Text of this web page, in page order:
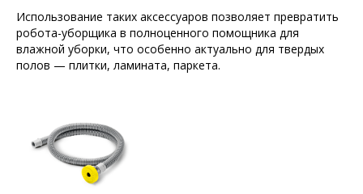
Использование таких аксессуаров позволяет превратить
робота-уборщика в полноценного помощника для
влажной уборки, что особенно актуально для твердых
полов — плитки, ламината, паркета.